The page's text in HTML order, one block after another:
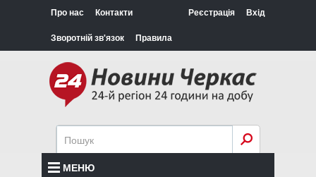
Про нас Контакти
Зворотній зв'язок Правила
Реєстрація Вхід
МЕНЮ